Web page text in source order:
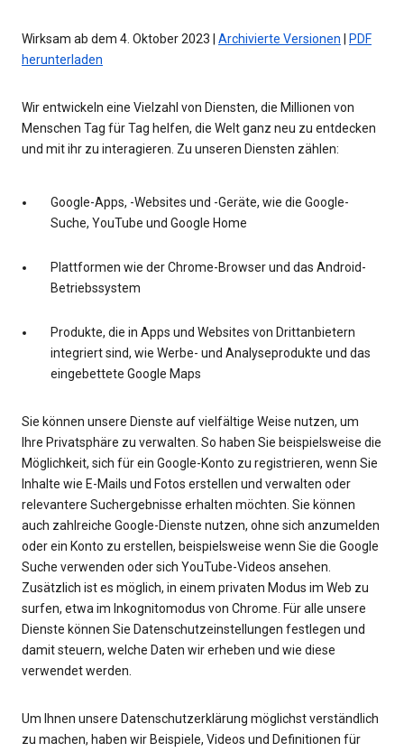
Wirksam ab dem 4. Oktober 2023 | Archivierte Versionen
PDF
herunterladen
Wir entwickeln eine Vielzahl von Diensten, die Millionen von
Menschen Tag für Tag helfen, die Welt ganz neu zu entdecken
und mit ihr zu interagieren. Zu unseren Diensten zählen:
Google-Apps, -Websites und -Geräte, wie die Google-
Suche, YouTube und Google Home
Plattformen wie der Chrome-Browser und das Android-
Betriebssystem
Produkte, die in Apps und Websites von Drittanbietern
integriert sind, wie Werbe- und Analyseprodukte und das
eingebettete Google Maps
Sie können unsere Dienste auf vielfältige Weise nutzen, um
Ihre Privatsphäre zu verwalten. So haben Sie beispielsweise die
Möglichkeit, sich für ein Google-Konto zu registrieren, wenn Sie
Inhalte wie E-Mails und Fotos erstellen und verwalten oder
relevantere Suchergebnisse erhalten möchten. Sie können
auch zahlreiche Google-Dienste nutzen, ohne sich anzumelden
oder ein Konto zu erstellen, beispielsweise wenn Sie die Google
Suche verwenden oder sich YouTube-Videos ansehen.
Zusätzlich ist es möglich, in einem privaten Modus im Web zu
surfen, etwa im Inkognitomodus von Chrome. Für alle unsere
Dienste können Sie Datenschutzeinstellungen festlegen und
damit steuern, welche Daten wir erheben und wie diese
verwendet werden.
Um Ihnen unsere Datenschutzerklärung möglichst verständlich
zu machen, haben wir Beispiele, Videos und Definitionen für